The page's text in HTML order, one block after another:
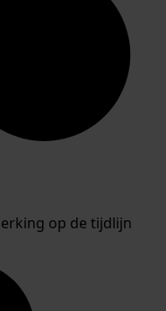
op de tijdlijn